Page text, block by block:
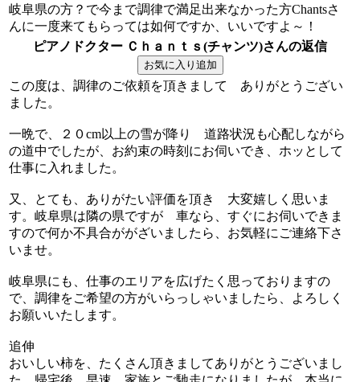
岐阜県の方？で今まで調律で満足出来なかった方Chantsさ
んに一度来てもらっては如何ですか、いいですよ～！
ピアノドクター Ｃｈａｎｔｓ(チャンツ)さんの返信
この度は、調律のご依頼を頂きまして ありがとうござい
ました。
一晩で、２０cm以上の雪が降り 道路状況も心配しながら
の道中でしたが、お約束の時刻にお伺いでき、ホッとして
仕事に入れました。
又、とても、ありがたい評価を頂き 大変嬉しく思いま
す。岐阜県は隣の県ですが 車なら、すぐにお伺いできま
すので何か不具合ががざいましたら、お気軽にご連絡下さ
いませ。
岐阜県にも、仕事のエリアを広げたく思っておりますの
で、調律をご希望の方がいらっしゃいましたら、よろしく
お願いいたします。
追伸
おいしい柿を、たくさん頂きましてありがとうございまし